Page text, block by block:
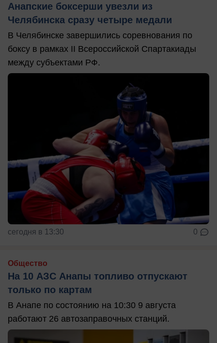
Анапские боксерши увезли из
Челябинска сразу четыре медали
В Челябинске завершились соревнования по
боксу в рамках II Всероссийской Спартакиады
между субъектами РФ.
сегодня в 13:30 0
Общество
На 10 АЗС Анапы топливо отпускают
только по картам
В Анапе по состоянию на 10:30 9 августа
работают 26 автозаправочных станций.